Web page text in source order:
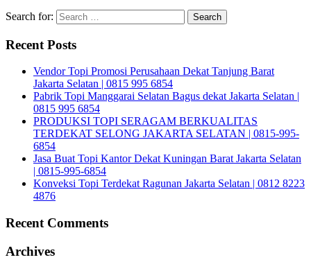
Search for:
Recent Posts
Vendor Topi Promosi Perusahaan Dekat Tanjung Barat
Jakarta Selatan | 0815 995 6854
Pabrik Topi Manggarai Selatan Bagus dekat Jakarta Selatan |
0815 995 6854
PRODUKSI TOPI SERAGAM BERKUALITAS
TERDEKAT SELONG JAKARTA SELATAN | 0815-995-
6854
Jasa Buat Topi Kantor Dekat Kuningan Barat Jakarta Selatan
| 0815-995-6854
Konveksi Topi Terdekat Ragunan Jakarta Selatan | 0812 8223
4876
Recent Comments
Archives